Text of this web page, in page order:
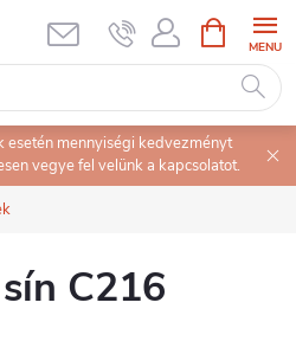
KOSÁR
mennyiségi kedvezményt
vegye fel velünk a kapcsolatot.
C216